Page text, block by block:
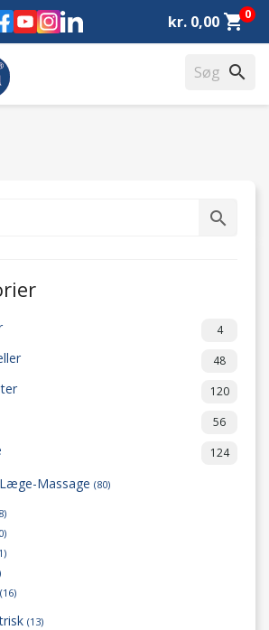
Facebook
YouTube
Instagram
LinkedIn kr. 0,00 shopping_cart0
search
search
4
48
120
56
124
Massage (80)
(16)
(13)